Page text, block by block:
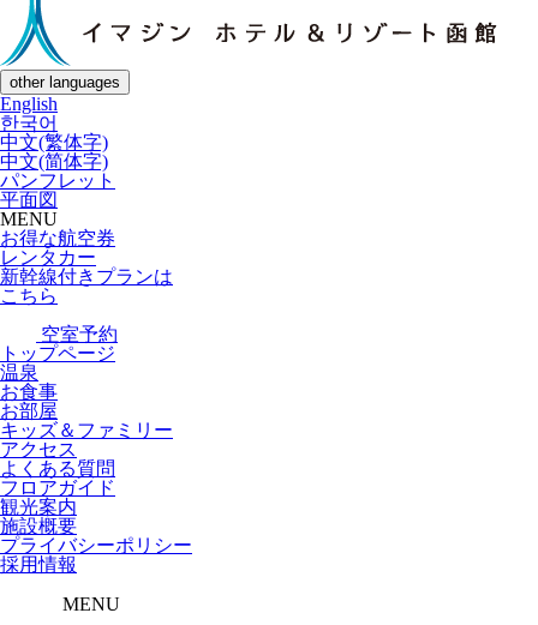
other languages
English
한국어
中文(繁体字)
中文(简体字)
パンフレット
平面図
MENU
お得な航空券
レンタカー
新幹線付きプランは
こちら
空室予約
トップページ
温泉
お食事
お部屋
キッズ＆ファミリー
アクセス
よくある質問
フロアガイド
観光案内
施設概要
プライバシーポリシー
採用情報
MENU